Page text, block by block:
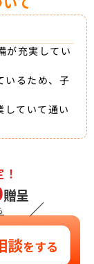
が充実してい
いるため、子
していて通い
贈呈
／